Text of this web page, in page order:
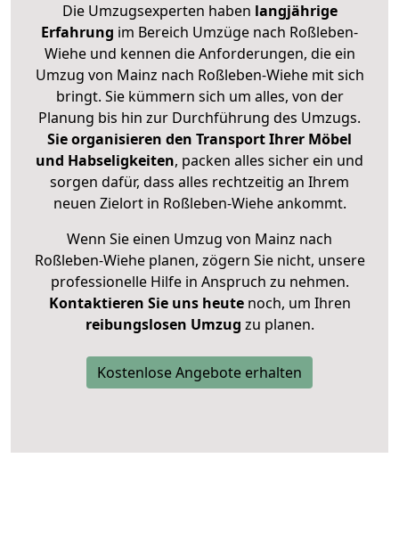
Die Umzugsexperten haben langjährige
Erfahrung im Bereich Umzüge nach Roßleben-
Wiehe und kennen die Anforderungen, die ein
Umzug von Mainz nach Roßleben-Wiehe mit sich
bringt. Sie kümmern sich um alles, von der
Planung bis hin zur Durchführung des Umzugs.
Sie organisieren den Transport Ihrer Möbel
und Habseligkeiten, packen alles sicher ein und
sorgen dafür, dass alles rechtzeitig an Ihrem
neuen Zielort in Roßleben-Wiehe ankommt.
Wenn Sie einen Umzug von Mainz nach
Roßleben-Wiehe planen, zögern Sie nicht, unsere
professionelle Hilfe in Anspruch zu nehmen.
Kontaktieren Sie uns heutenoch, um Ihren
reibungslosen Umzug zu planen.
Kostenlose Angebote erhalten